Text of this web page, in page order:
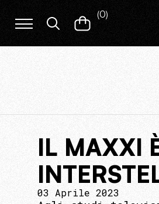
(0)
IL MAXXI
03 Aprile 2023